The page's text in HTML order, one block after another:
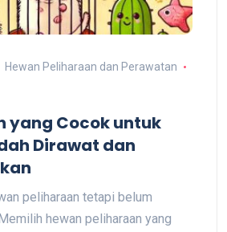
Hewan Peliharaan dan Perawatan
yang Cocok untuk
Dirawat dan
peliharaan tetapi belum
hewan peliharaan yang